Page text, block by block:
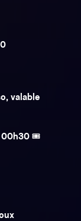
valable
00h30 🎟️